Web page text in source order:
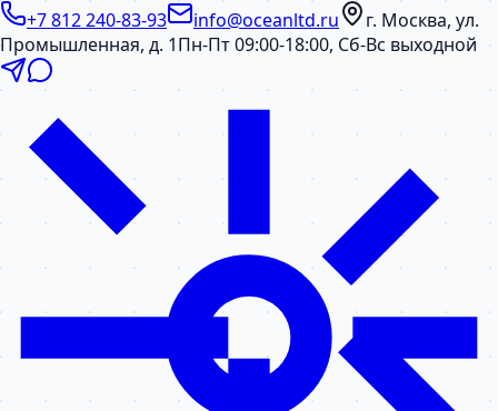
+7 812 240-83-93 info@oceanltd.ru
г. Москва, ул.
Промышленная, д. 1Пн-Пт 09:00-18:00, Сб-Вс выходной